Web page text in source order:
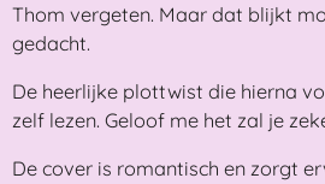
Thom vergeten. Maar dat blijkt
gedacht.
De heerlijke plottwist die hierna
zelf lezen. Geloof me het zal je
De cover is romantisch en zorgt